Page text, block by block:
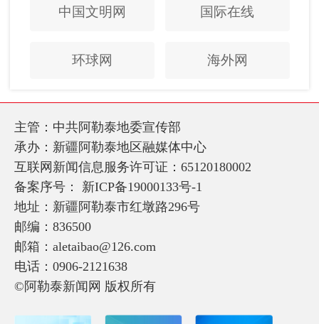
中国文明网 国际在线
环球网 海外网
主管：中共阿勒泰地委宣传部
承办：新疆阿勒泰地区融媒体中心
互联网新闻信息服务许可证：65120180002
备案序号： 新ICP备19000133号-1
地址：新疆阿勒泰市红墩路296号
邮编：836500
邮箱：aletaibao@126.com
电话：0906-2121638
©阿勒泰新闻网 版权所有